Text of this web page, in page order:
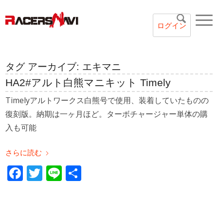
ログイン
タグ アーカイブ: エキマニ
HA2#アルト白熊マニキット Timely
Timelyアルトワークス白熊号で使用、装着していたものの
復刻版。納期は一ヶ月ほど。ターボチャージャー単体の購
入も可能
さらに読む
Facebook
Twitter
Line